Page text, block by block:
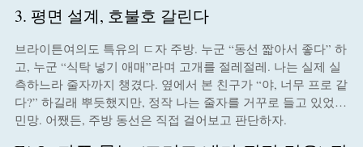
3. 평면 설계, 호불호 갈린다
브라이튼여의도 특유의 ㄷ자 주방. 누군 “동선 짧아서 좋다” 하
고, 누군 “식탁 넣기 애매”라며 고개를 절레절레. 나는 실제 실
측하느라 줄자까지 챙겼다. 옆에서 본 친구가 “야, 너무 프로 같
다?” 하길래 뿌듯했지만, 정작 나는 줄자를 거꾸로 들고 있었…
민망. 어쨌든, 주방 동선은 직접 걸어보고 판단하자.